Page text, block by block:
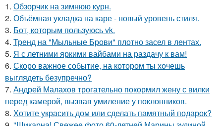
1. Обзорчик на зимнюю курн.
2. Объёмная укладка на каре - новый уровень стиля.
3. Бот, которым пользуюсь vk.
4. Тренд на "Мыльные Брови" плотно засел в лентах.
5. Я с летними яркими вайбами на раздачу к вам!
6. Скоро важное событие, на котором ты хочешь
выглядеть безупречно?
7. Андрей Малахов трогательно покормил жену с вилки
перед камерой, вызвав умиление у поклонников.
8. Хотите украсить дом или сделать памятный подарок?